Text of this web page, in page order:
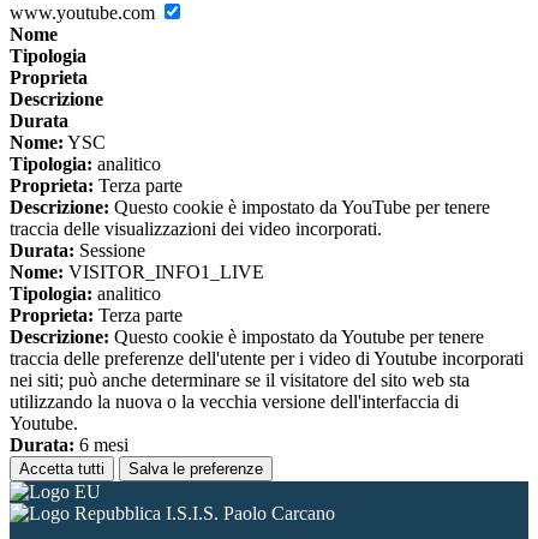
www.youtube.com
Nome
Tipologia
Proprieta
Descrizione
Durata
Nome: YSC
Tipologia: analitico
Proprieta: Terza parte
Descrizione: Questo cookie è impostato da YouTube per tenere
traccia delle visualizzazioni dei video incorporati.
Durata: Sessione
Nome: VISITOR_INFO1_LIVE
Tipologia: analitico
Proprieta: Terza parte
Descrizione: Questo cookie è impostato da Youtube per tenere
traccia delle preferenze dell'utente per i video di Youtube incorporati
nei siti; può anche determinare se il visitatore del sito web sta
utilizzando la nuova o la vecchia versione dell'interfaccia di
Youtube.
Durata: 6 mesi
Accetta tutti Salva le preferenze
I.S.I.S. Paolo Carcano